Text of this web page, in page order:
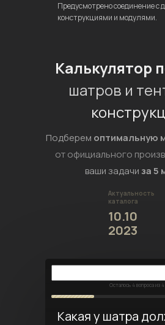
Предусмотрено соединение с
конструкциями и модулями.
Калькулятор
шатров и
Подберем оптимальную
от официального
ваши задачиза 5
Актуальность
каталога
10.10
2023
Осталось 4 вопроса из 4
Какая у шатра